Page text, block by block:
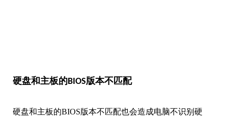
硬盘和主板的BIOS版本不匹配
硬盘和主板的BIOS版本不匹配也会造成电脑不识别硬